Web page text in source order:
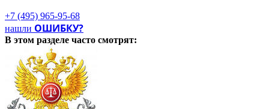
+7 (495) 965-95-68
нашли ОШИБКУ?
В этом разделе часто смотрят: